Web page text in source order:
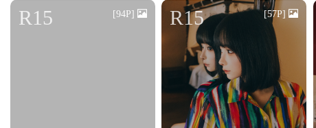
R15 [94P] R15 [57P]